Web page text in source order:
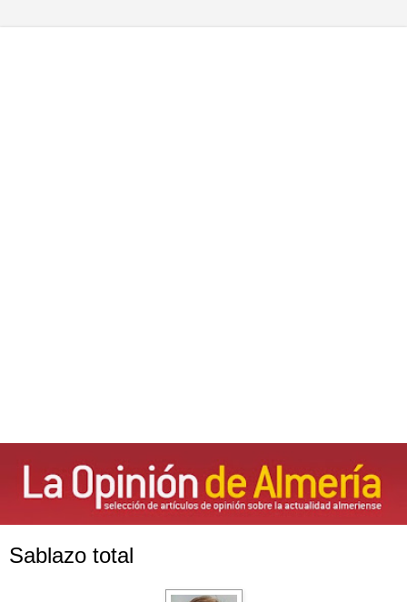
Sablazo total